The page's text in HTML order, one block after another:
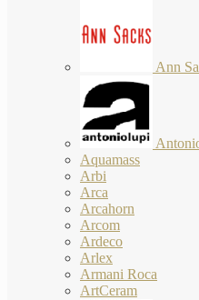
Ann
Aquamass
Arbi
Arca
Arcahorn
Arcom
Ardeco
Arlex
Armani Roca
ArtCeram